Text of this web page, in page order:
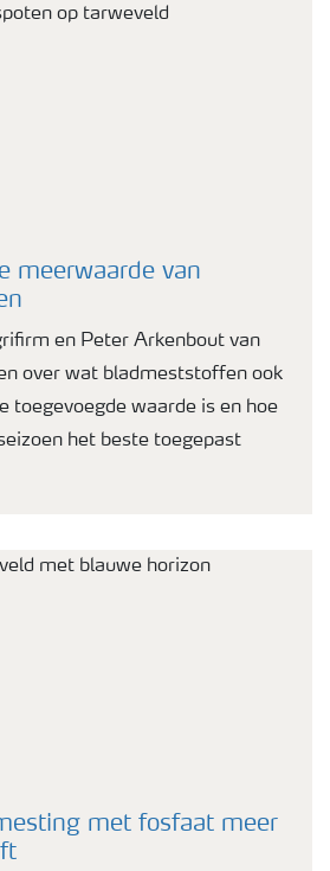
meerwaarde van
en Peter Arkenbout van
over wat bladmeststoffen ook
toegevoegde waarde is en hoe
het beste toegepast
met fosfaat meer